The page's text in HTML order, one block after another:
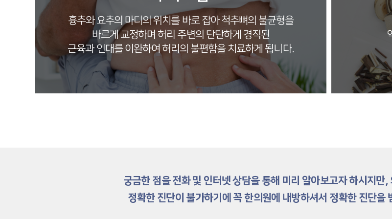
흉추와 요추의 마디의 위치를 바로 잡아 척추뼈의 불균형을
바르게 교정하며 허리 주변의 단단하게 경직된
근육과 인대를 이완하여 허리의 불편함을 치료하게 됩니다.
궁금한 점을 전화 및 인터넷 상담을 통해 미리 알아보고자 하시지만
정확한 진단이 불가하기에 꼭 한의원에 내방하셔서 정확한 진단을